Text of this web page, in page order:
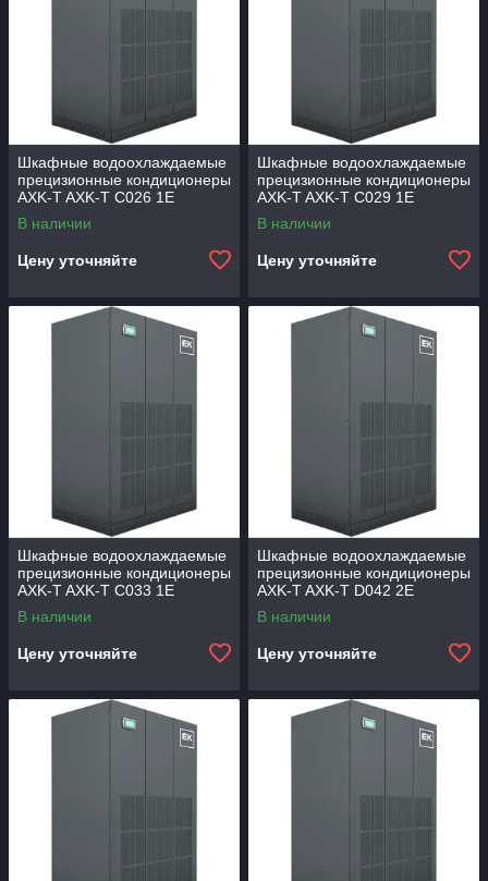
Шкафные водоохлаждаемые
прецизионные кондиционеры
AXK-T AXK-T C026 1E
В наличии
Цену уточняйте
Шкафные водоохлаждаемые
прецизионные кондиционеры
AXK-T AXK-T C029 1E
В наличии
Цену уточняйте
Шкафные водоохлаждаемые
прецизионные кондиционеры
AXK-T AXK-T C033 1E
В наличии
Цену уточняйте
Шкафные водоохлаждаемые
прецизионные кондиционеры
AXK-T AXK-T D042 2E
В наличии
Цену уточняйте